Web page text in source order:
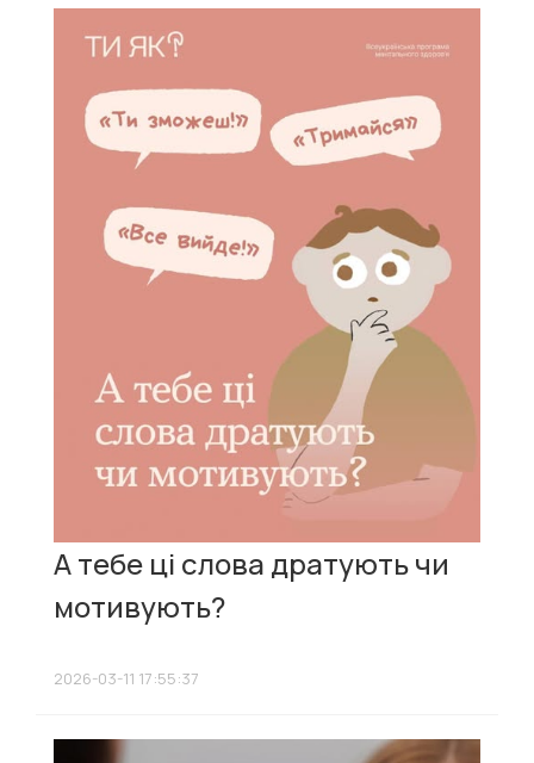
А тебе ці слова дратують чи
мотивують?
2026-03-11 17:55:37